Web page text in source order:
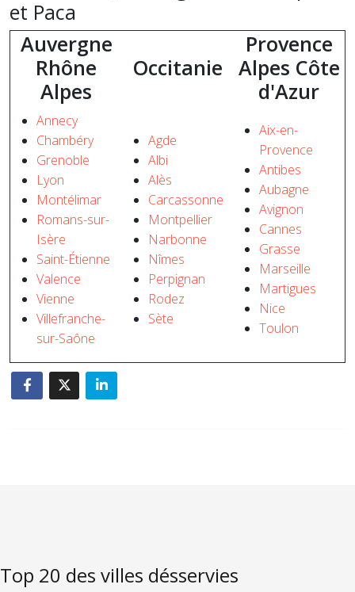
et Paca
Auvergne
Rhône
Alpes
Occitanie
Provence
Alpes Côte
d'Azur
Annecy
Chambéry
Grenoble
Lyon
Montélimar
Romans-sur-
Isère
Saint-Étienne
Valence
Vienne
Villefranche-
sur-Saône
Agde
Albi
Alès
Carcassonne
Montpellier
Narbonne
Nîmes
Perpignan
Rodez
Sète
Aix-en-
Provence
Antibes
Aubagne
Avignon
Cannes
Grasse
Marseille
Martigues
Nice
Toulon
Top 20 des villes désservies